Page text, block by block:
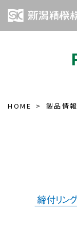
HOME 製品情報